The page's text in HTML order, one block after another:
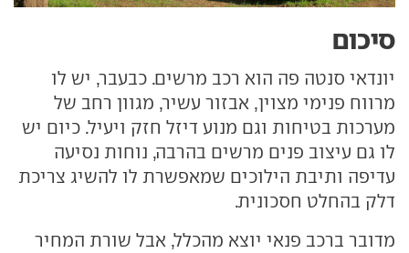
סיכום
יונדאי סנטה פה הוא רכב מרשים. כבעבר, יש לו
מרווח פנימי מצוין, אבזור עשיר, מגוון רחב של
מערכות בטיחות וגם מנוע דיזל חזק ויעיל. כיום יש
לו גם עיצוב פנים מרשים בהרבה, נוחות נסיעה
עדיפה ותיבת הילוכים שמאפשרת לו להשיג צריכת
דלק בהחלט חסכונית.
מדובר ברכב פנאי יוצא מהכלל, אבל שורת המחיר